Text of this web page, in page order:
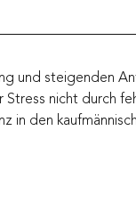
und steigenden
nicht durch
in den